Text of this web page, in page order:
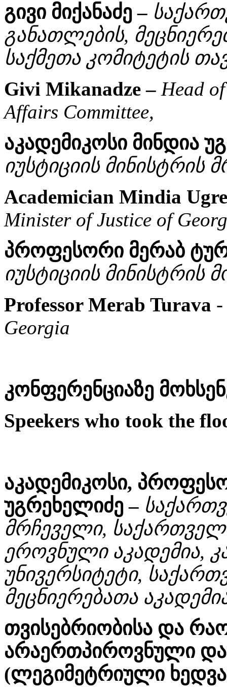
გივი მიქანაძე –
განათლების,
საქმეთა კომიტეტის
Givi Mikanadze – Head
Affairs Committee,
აკადემიკოსი მინდია
იუსტიციის მინისტრის
Academician Mindia
Minister of Justice of
პროფესორი მერაბ
იუსტიციის მინისტრის
Professor Merab Turava
Georgia
კონფერენციაზე
Speekers who took the
აკადემიკოსი,
უგრეხელიძე –
მრჩეველი,
ეროვნული აკადემია,
უნივერსიტეტი,
მეცნიერებათა
თვისებრიობისა და
არაერთპიროვნული
(ლეგიმეტრიული